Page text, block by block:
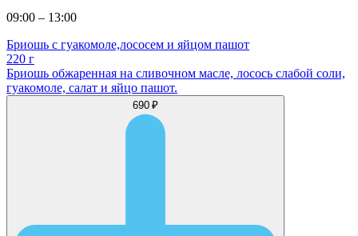
09:00 – 13:00
Бриошь с гуакомоле,лососем и яйцом пашот
220 г
Бриошь обжаренная на сливочном масле, лосось слабой соли,
гуакомоле, салат и яйцо пашот.
690 ₽